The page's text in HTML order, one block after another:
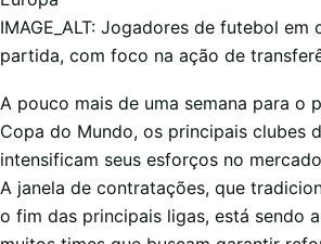
IMAGE_ALT: Jogadores de futebol em
partida, com foco na ação de
A pouco mais de uma semana para o
Copa do Mundo, os principais clubes
intensificam seus esforços no
A janela de contratações, que
o fim das principais ligas, está sendo